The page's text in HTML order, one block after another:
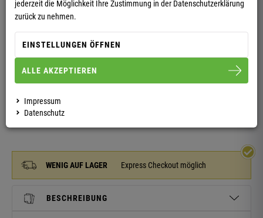
STRICKPULLOVER CEM HERREN
WENIG AUF LAGER Express Checkout möglich
BESCHREIBUNG
jederzeit die Möglichkeit Ihre Zustimmung in der Datenschutzerklärung
zurück zu nehmen.
EINSTELLUNGEN ÖFFNEN
ALLE AKZEPTIEREN
Impressum
Datenschutz